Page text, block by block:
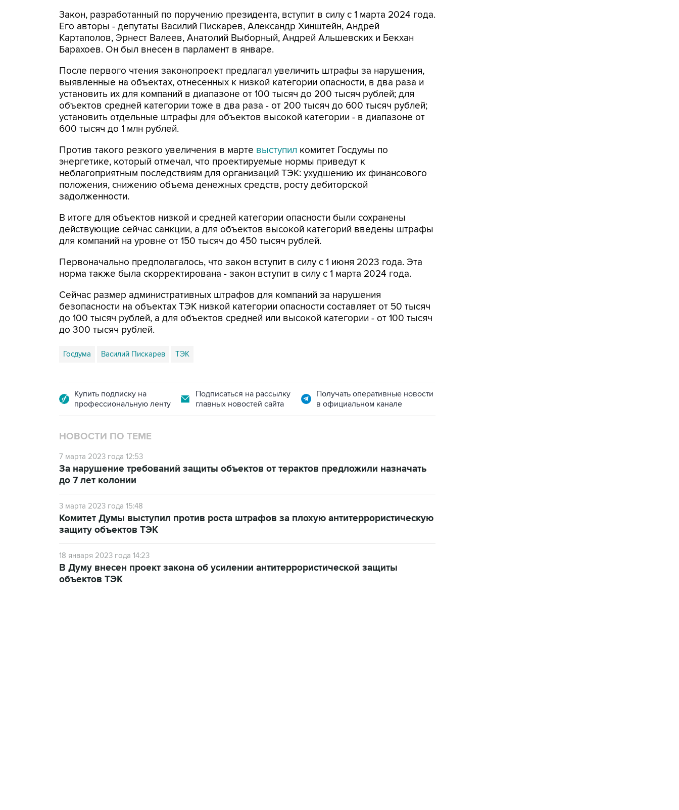
Закон, разработанный по поручению президента, вступит в силу с 1 марта 2024 года.
Его авторы - депутаты Василий Пискарев, Александр Хинштейн, Андрей
Картаполов, Эрнест Валеев, Анатолий Выборный, Андрей Альшевских и Бекхан
Барахоев. Он был внесен в парламент в январе.
После первого чтения законопроект предлагал увеличить штрафы за нарушения,
выявленные на объектах, отнесенных к низкой категории опасности, в два раза и
установить их для компаний в диапазоне от 100 тысяч до 200 тысяч рублей; для
объектов средней категории тоже в два раза - от 200 тысяч до 600 тысяч рублей;
установить отдельные штрафы для объектов высокой категории - в диапазоне от
600 тысяч до 1 млн рублей.
Против такого резкого увеличения в марте выступил комитет Госдумы по
энергетике, который отмечал, что проектируемые нормы приведут к
неблагоприятным последствиям для организаций ТЭК: ухудшению их финансового
положения, снижению объема денежных средств, росту дебиторской
задолженности.
В итоге для объектов низкой и средней категории опасности были сохранены
действующие сейчас санкции, а для объектов высокой категорий введены штрафы
для компаний на уровне от 150 тысяч до 450 тысяч рублей.
Первоначально предполагалось, что закон вступит в силу с 1 июня 2023 года. Эта
норма также была скорректирована - закон вступит в силу с 1 марта 2024 года.
Сейчас размер административных штрафов для компаний за нарушения
безопасности на объектах ТЭК низкой категории опасности составляет от 50 тысяч
до 100 тысяч рублей, а для объектов средней или высокой категории - от 100 тысяч
до 300 тысяч рублей.
Госдума Василий Пискарев ТЭК
Купить подписку на
профессиональную ленту
Подписаться на рассылку
главных новостей сайта
Получать оперативные новости
в официальном канале
НОВОСТИ ПО ТЕМЕ
7 марта 2023 года 12:53
За нарушение требований защиты объектов от терактов предложили назначать
до 7 лет колонии
3 марта 2023 года 15:48
Комитет Думы выступил против роста штрафов за плохую антитеррористическую
защиту объектов ТЭК
18 января 2023 года 14:23
В Думу внесен проект закона об усилении антитеррористической защиты
объектов ТЭК